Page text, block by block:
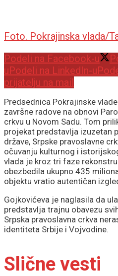
Foto. Pokrajinska vlada/
Podeli na Facebook-u
u Podeli na LinkedIn-u
prijatelju na mail
Predsednica Pokrajinske
završne radove na obnovi
crkvu u Novom Sadu. Tom
projekat predstavlja izuzetan
države, Srpske pravoslavne
očuvanju kulturnog i
vlada je kroz tri faze
obezbedila ukupno 435
objektu vratio autentičan
Gojkovićeva je naglasila da
predstavlja trajnu obavezu
Srpska pravoslavna crkva
identiteta Srbije i Vojvodine.
Slične vesti